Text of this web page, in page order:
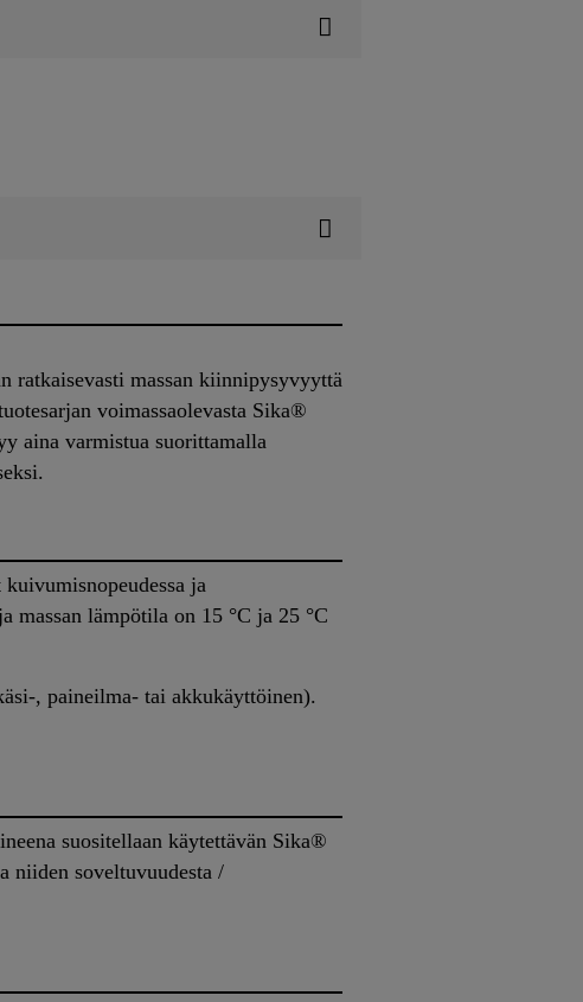
ratkaisevasti massan kiinnipysyvyyttä
voimassaolevasta Sika®
aina varmistua suorittamalla
ja
massan lämpötila on 15 °C ja 25 °C
, paineilma- tai akkukäyttöinen).
suositellaan käytettävän Sika®
niiden soveltuvuudesta /